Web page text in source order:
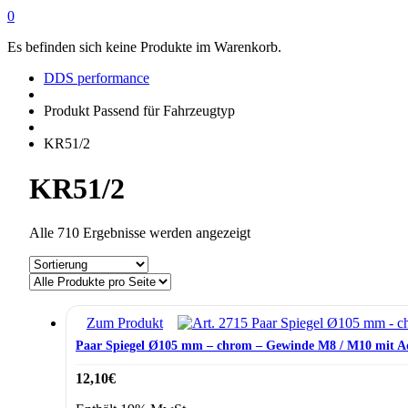
0
Es befinden sich keine Produkte im Warenkorb.
DDS performance
Produkt Passend für Fahrzeugtyp
KR51/2
KR51/2
Alle 710 Ergebnisse werden angezeigt
Zum Produkt
Paar Spiegel Ø105 mm – chrom – Gewinde M8 / M10 mit
12,10€